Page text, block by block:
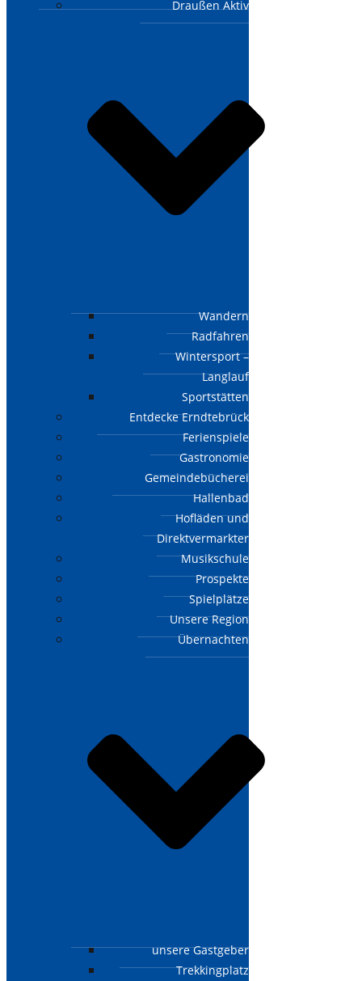
Draußen Aktiv
Wandern
Radfahren
Wintersport –
Langlauf
Sportstätten
Entdecke Erndtebrück
Ferienspiele
Gastronomie
Gemeindebücherei
Hallenbad
Hofläden und
Direktvermarkter
Musikschule
Prospekte
Spielplätze
Unsere Region
Übernachten
unsere Gastgeber
Trekkingplatz